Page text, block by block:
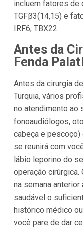
incluem fatores de
TGFβ3(14,15) e
IRF6, TBX22.
Antes da
Fenda
Antes da cirurgia
Turquia, vários
no atendimento ao
fonoaudiólogos,
cabeça e
se reunirá com
lábio leporino do
operação cirúrgica.
na semana
saudável o
histórico médico
você pare de dar